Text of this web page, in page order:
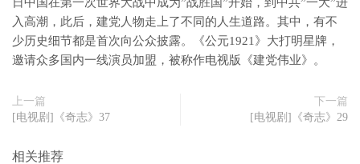
入高潮，此后，建党人物走上了不同的人生道路。其中，有不
少历史细节都是首次向公众披露。《公元1921》大打明星牌，
邀请众多国内一线演员加盟，被称作电视版《建党伟业》。
上一篇
[电视剧]《奇志》37
下一篇
[电视剧]《奇志》29
相关推荐